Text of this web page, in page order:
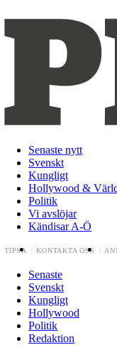
Senaste nytt
Svenskt
Kungligt
Hollywood &
Politik
Vi avslöjar
Kändisar A-Ö
TIPSA KONTAKTA OSS
Senaste
Svenskt
Kungligt
Hollywood
Politik
Redaktion